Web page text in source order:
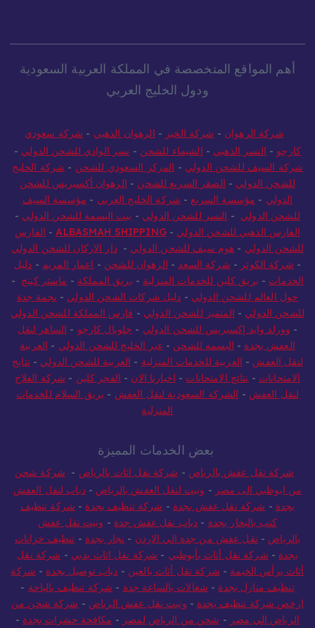
أهم المواقع المتخصصة في المملكة العربية السعودية
ودول الخليج العربي
شركة الرهوان - شركة الخير - الرهوان الذهبي - شركة سعودي
كارجو - النسر الذهبي - الشيماء للشحن - نسر الوادي للشحن الدولي -
شركة السيف للشحن الدولي - المركز السعودي للشحن - شركة الخليج
للشحن الدولي - الصقر السريع للشحن - الرهوان أكسبريس للشحن
الدولي - مؤسسة السريع - شركة الخليج العربي - مؤسسة السيف
للشحن الدولي - النسر للشحن الدولي - بيت البسمة للشحن الدولي -
الفارس الذهبي للشحن الدولي -
ALBASMAH SHIPPING
- الفارس
للشحن الدولي - هوم سيف للشحن الدولي -دار الاركان للشحن الدولي
- شركة الكوثر - شركة السعد - الرهوان للشحن - اعمار المريم - دليل
الخدمات - بريق كلين للخدمات المنزلية - بريق المملكة - ماستر كينج -
حول العالم للشحن الدولي - دليل شركات الشحن الدولي - نجمة جدة
للشحن الدولي - المتميز للشحن الدولي - فارس المملكة للشحن الدولي
- وورلد وايد إكسبريس للشحن الدولي - جلوبال كارجو - الساهر لنقل
العفش بجدة - البسمه للشحن - عبر الخليج للشحن الدولي - العربية
لنقل العفش - العربية للخدمات المنزلية - العربية للشحن الدولي - نتايج
الامتحانات - نتائج الامتحانات - اخبارنا الان - الفجر كلين - شركة الفلاح
لنقل العفش - الشركة السعودية لنقل العفش - بريق السلام للخدمات
المنزلية
بعض الخدمات المميزة
شركة نقل عفش بالرياض - شركة نقل اثاث بالرياض - شركة شحن
من ابوظبي الى مصر - ونيت لنقل العفش بالرياض -دباب لنقل العفش
بجدة - شركة نقل عفش بجدة - شركة تنظيف بجدة - شركة تنظيف
كنب بالبخار بجدة - دباب نقل عفش جدة - ونيت نقل عفش
بالرياض - نقل عفش من جدة الي الاردن - نجار بجدة - تنظيف خزانات
بجدة - شركة نقل أثاث بأبوظبي - شركة نقل اثاث بدبي - شركة نقل
أثاث برأس الخيمة - شركة نقل أثاث بالعين - دباب توصيل بجدة - شركة
تنظيف منازل بجدة - شغالات بالساعة جدة - شركة تنظيف بالباحة -
ارخص شركة تنظيف بجدة - ونيت نقل عفش الرياض - شركة شحن من
الرياض الي مصر - شحن من الرياض لمصر - مكافحة حشرات بجدة -